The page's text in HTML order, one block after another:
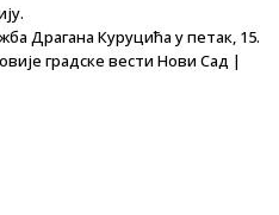
Драгана Куруцића у петак, 15.
градске вести Нови Сад |